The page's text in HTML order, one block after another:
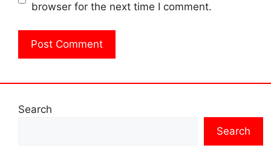
browser for the next time I comment.
Search
Search